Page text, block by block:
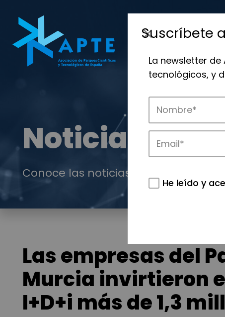
Noticias
Conoce las noticias más
Las empresas del
Murcia invirtieron
I+D+i más de 1,3
Suscríbete
La newsletter de
tecnológicos, y
He leído y